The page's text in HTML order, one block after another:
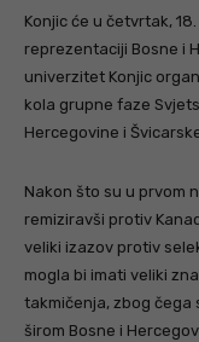
Konjic će u četvrtak,
reprezentaciji Bosne i
univerzitet Konjic
kola grupne faze
Hercegovine i
Nakon što su u prvom
remiziravši protiv
veliki izazov protiv
mogla bi imati veliki
takmičenja, zbog čega
širom Bosne i